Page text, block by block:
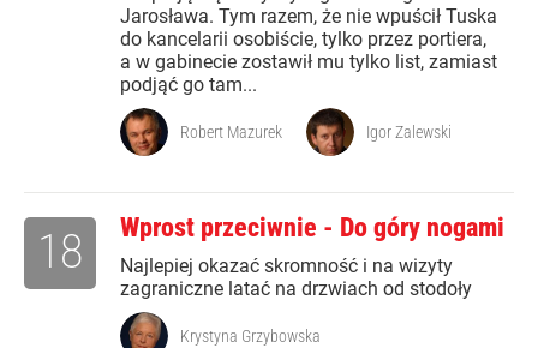
Jarosława. Tym razem, że nie wpuścił Tuska
do kancelarii osobiście, tylko przez portiera,
a w gabinecie zostawił mu tylko list, zamiast
podjąć go tam...
Robert Mazurek Igor Zalewski
Wprost przeciwnie - Do góry nogami
Najlepiej okazać skromność i na wizyty
zagraniczne latać na drzwiach od stodoły
18
Krystyna Grzybowska